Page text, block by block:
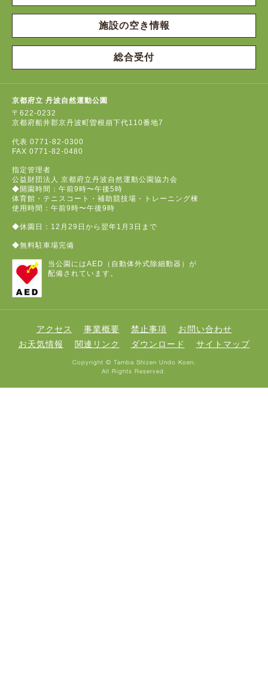
施設の空き情報
総合受付
京都府立 丹波自然運動公園
〒622-0232
京都府船井郡京丹波町曽根崩下代110番地7
代表 0771-82-0300
FAX 0771-82-0480
指定管理者
公益財団法人 京都府立丹波自然運動公園協力会
◆開園時間：午前9時〜午後5時
体育館・テニスコート・補助競技場・トレーニング棟
使用時間：午前9時〜午後9時
◆休園日：12月29日から翌年1月3日まで
◆無料駐車場完備
当公園にはAED（自動体外式除細動器）が
配備されています。
アクセス 事業概要 禁止事項
お問い合わせ
お天気情報
関連リンク ダウンロード サイトマップ
Copyright © Tamba Shizen Undo Koen.
All Rights Reserved.